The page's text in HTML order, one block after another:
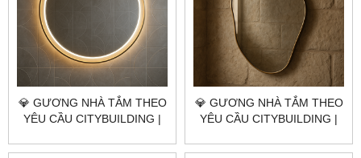
💎 GƯƠNG NHÀ TẮM THEO
YÊU CẦU CITYBUILDING |
GIÁ GƯƠNG NHÀ TẮM
💎 GƯƠNG NHÀ TẮM THEO
YÊU CẦU CITYBUILDING |
GIÁ GƯƠNG NHÀ TẮM